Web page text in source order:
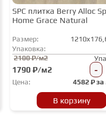
SPC плитка Berry Alloc
Home Grace Natural
Размер:
Упаковка:
2100 ₽/м2
1790 ₽/м2 -
Цена: 4582₽ за
В корзину